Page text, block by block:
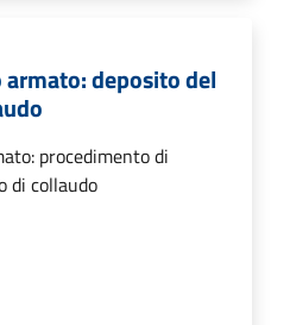
deposito del
procedimento di
di collaudo